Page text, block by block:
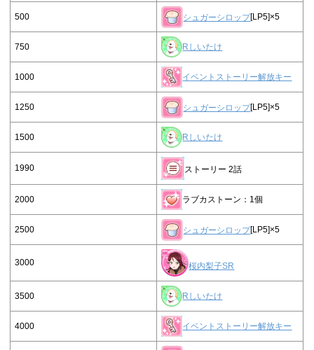
500 シュガーシロップ[LP5]×5
750 Rしいたけ
1000 イベントストーリー解放キー
1250 シュガーシロップ[LP5]×5
1500 Rしいたけ
1990 ストーリー 2話
2000 ラブカストーン：1個
2500 シュガーシロップ[LP5]×5
3000 桜内梨子SR
3500 Rしいたけ
4000 イベントストーリー解放キー